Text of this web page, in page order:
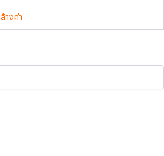
ล้างค่า